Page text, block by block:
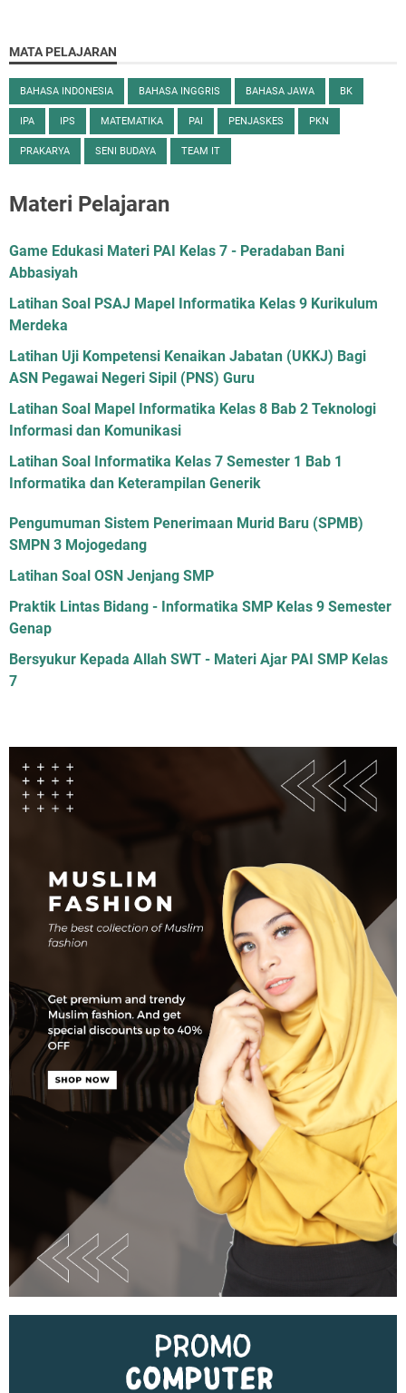
MATA PELAJARAN
BAHASA INDONESIA BAHASA INGGRIS BAHASA JAWA BK
IPA IPS MATEMATIKA PAI PENJASKES PKN
PRAKARYA SENI BUDAYA TEAM IT
Materi Pelajaran
Game Edukasi Materi PAI Kelas 7 - Peradaban Bani
Abbasiyah
Latihan Soal PSAJ Mapel Informatika Kelas 9 Kurikulum
Merdeka
Latihan Uji Kompetensi Kenaikan Jabatan (UKKJ) Bagi
ASN Pegawai Negeri Sipil (PNS) Guru
Latihan Soal Mapel Informatika Kelas 8 Bab 2 Teknologi
Informasi dan Komunikasi
Latihan Soal Informatika Kelas 7 Semester 1 Bab 1
Informatika dan Keterampilan Generik
Pengumuman Sistem Penerimaan Murid Baru (SPMB)
SMPN 3 Mojogedang
Latihan Soal OSN Jenjang SMP
Praktik Lintas Bidang - Informatika SMP Kelas 9 Semester
Genap
Bersyukur Kepada Allah SWT - Materi Ajar PAI SMP Kelas
7